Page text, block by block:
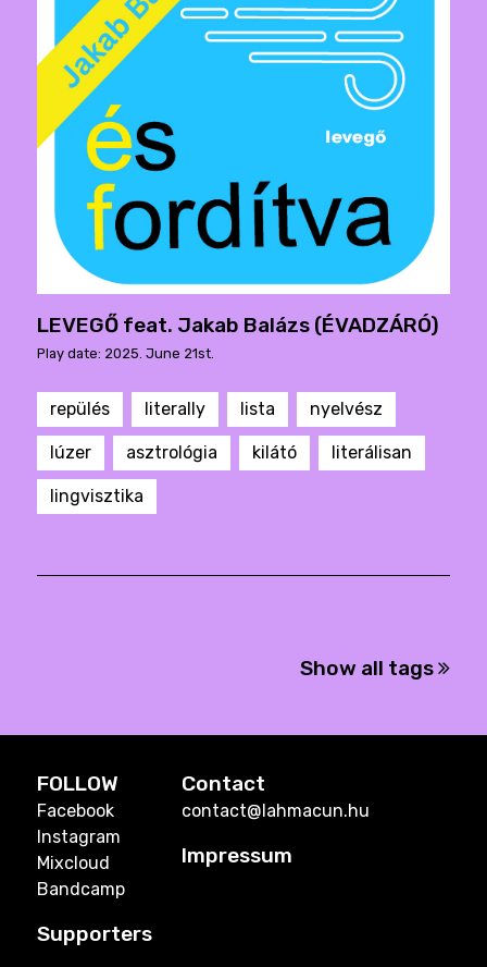
LEVEGŐ feat. Jakab Balázs (ÉVADZÁRÓ)
Play date: 2025. June 21st.
repülés literally lista nyelvész
lúzer asztrológia kilátó literálisan
lingvisztika
Show all tags
FOLLOW
Facebook
Instagram
Mixcloud
Bandcamp
Contact
contact@lahmacun.hu
Impressum
Supporters